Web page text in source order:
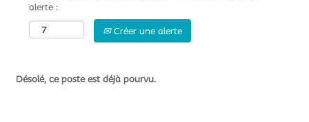
alerte :
Créer une alerte
Désolé, ce poste est déjà pourvu.